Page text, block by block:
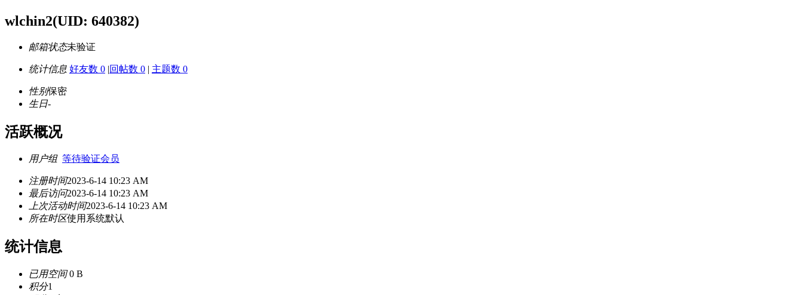
wlchin2(UID: 640382)
邮箱状态未验证
统计信息 好友数 0 |回帖数 0 | 主题数 0
性别保密
生日-
活跃概况
用户组 等待验证会员
注册时间2023-6-14 10:23 AM
最后访问2023-6-14 10:23 AM
上次活动时间2023-6-14 10:23 AM
所在时区使用系统默认
统计信息
已用空间0 B
积分1